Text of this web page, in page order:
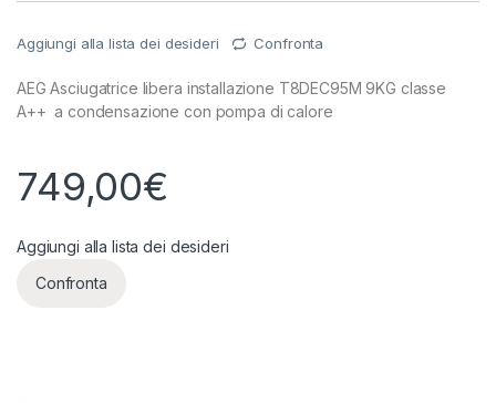
Aggiungi alla lista dei desideri Confronta
AEG Asciugatrice libera installazione T8DEC95M 9KG classe
A++ a condensazione con pompa di calore
749,00€
Aggiungi alla lista dei desideri
Confronta